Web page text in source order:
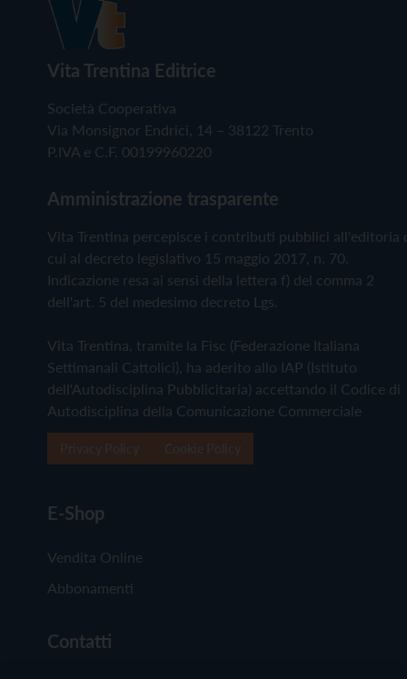
Vita Trentina Editrice
Società Cooperativa
Via Monsignor Endrici, 14 – 38122 Trento
P.IVA e C.F. 00199960220
Amministrazione trasparente
Vita Trentina percepisce i contributi pubblici all'editoria
cui al decreto legislativo 15 maggio 2017, n. 70.
Indicazione resa ai sensi della lettera f) del comma 2
dell'art. 5 del medesimo decreto Lgs.
Vita Trentina, tramite la Fisc (Federazione Italiana
Settimanali Cattolici), ha aderito allo IAP (Istituto
dell'Autodisciplina Pubblicitaria) accettando il Codice di
Autodisciplina della Comunicazione Commerciale
E-Shop
Vendita Online
Abbonamenti
Contatti